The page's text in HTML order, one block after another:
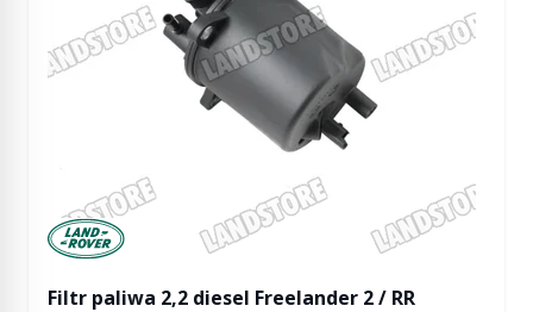
Manufactured by Land rover
Filtr paliwa 2,2 diesel Freelander 2 / RR